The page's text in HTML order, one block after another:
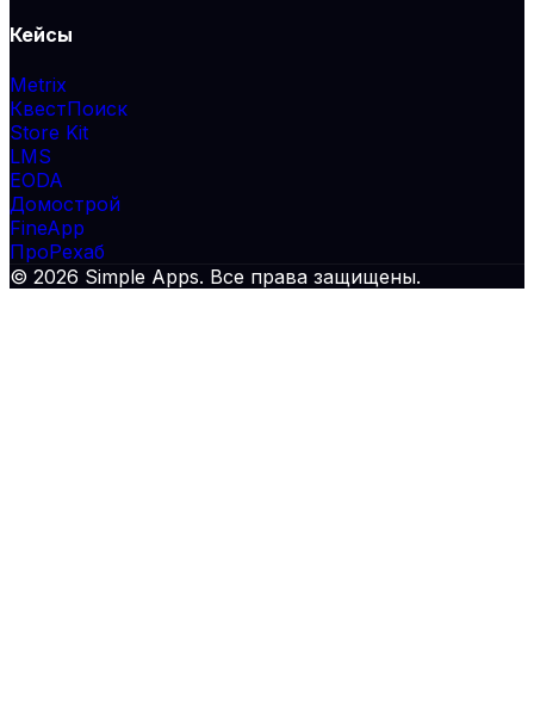
Кейсы
Metrix
КвестПоиск
Store Kit
LMS
EODA
Домострой
FineApp
ПроРехаб
© 2026 Simple Apps. Все права защищены.